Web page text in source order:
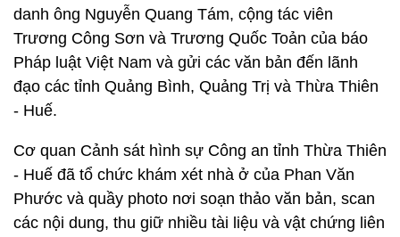
danh ông Nguyễn Quang Tám, cộng tác viên
Trương Công Sơn và Trương Quốc Toản của báo
Pháp luật Việt Nam và gửi các văn bản đến lãnh
đạo các tỉnh Quảng Bình, Quảng Trị và Thừa Thiên
- Huế.
Cơ quan Cảnh sát hình sự Công an tỉnh Thừa Thiên
- Huế đã tổ chức khám xét nhà ở của Phan Văn
Phước và quầy photo nơi soạn thảo văn bản, scan
các nội dung, thu giữ nhiều tài liệu và vật chứng liên